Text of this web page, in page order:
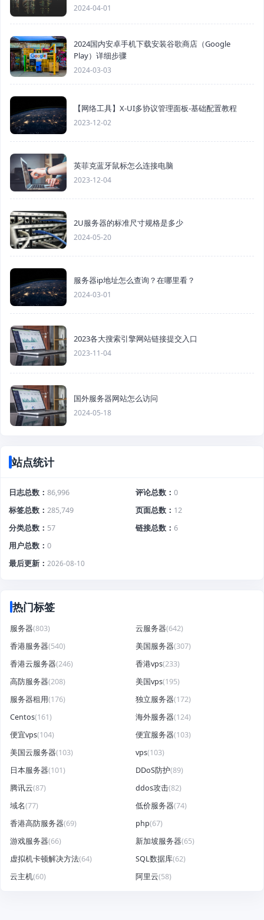
2024-04-01
2024国内安卓手机下载安装谷歌商店（Google
Play）详细步骤
2024-03-03
【网络工具】X-UI多协议管理面板-基础配置教程
2023-12-02
英菲克蓝牙鼠标怎么连接电脑
2023-12-04
2U服务器的标准尺寸规格是多少
2024-05-20
服务器ip地址怎么查询？在哪里看？
2024-03-01
2023各大搜索引擎网站链接提交入口
2023-11-04
国外服务器网站怎么访问
2024-05-18
站点统计
日志总数 86,996 评论总数
0
标签总数
285,749 页面总数
12
分类总数
57 链接总数
6
用户总数
0
最后更新
2026-08-10
热门标签
服务器(803) 云服务器(642)
香港服务器(540) 美国服务器(307)
香港云服务器(246) 香港vps(233)
高防服务器(208) 美国vps(195)
服务器租用(176) 独立服务器(172)
Centos(161) 海外服务器(124)
便宜vps(104) 便宜服务器(103)
美国云服务器(103) vps(103)
日本服务器(101) DDoS防护(89)
腾讯云(87) ddos攻击(82)
域名(77) 低价服务器(74)
香港高防服务器(69) php(67)
游戏服务器(66) 新加坡服务器(65)
虚拟机卡顿解决方法(64) SQL数据库(62)
云主机(60) 阿里云(58)